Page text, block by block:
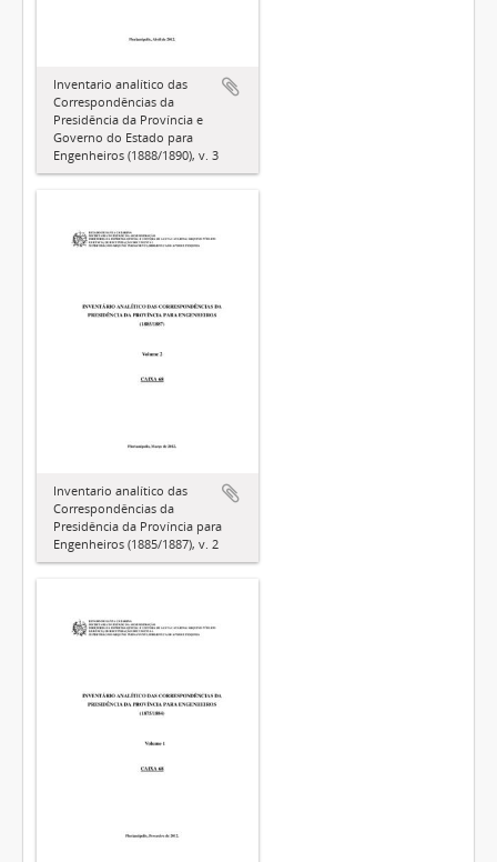
Inventario analítico das
Correspondências da
Presidência da Província e
Governo do Estado para
Engenheiros (1888/1890), v. 3
Inventario analítico das
Correspondências da
Presidência da Província para
Engenheiros (1885/1887), v. 2